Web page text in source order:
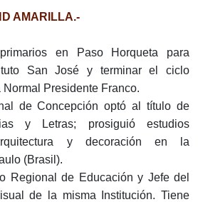
AMARILLA.-
en Paso Horqueta para
San José y terminar el ciclo
Presidente Franco.
de Concepción optó al título de
y Letras; prosiguió estudios
y decoración en la
(Brasil).
Regional de Educación y Jefe del
de la misma Institución. Tiene